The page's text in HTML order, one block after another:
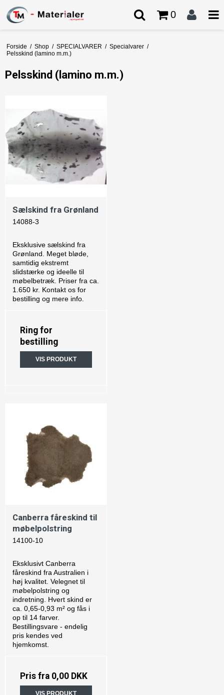
0
Forside / Shop / SPECIALVARER / Specialvarer /
Pelsskind (lamino m.m.)
Pelsskind (lamino m.m.)
Sælskind fra Grønland
14088-3
Eksklusive sælskind fra
Grønland. Meget bløde,
samtidig ekstremt
slidstærke og ideelle til
møbelbetræk. Priser fra ca.
1.650 kr. Kontakt os for
bestilling og mere info.
Ring for
bestilling
VIS PRODUKT
Canberra fåreskind til
møbelpolstring
14100-10
Eksklusivt Canberra
fåreskind fra Australien i
høj kvalitet. Velegnet til
møbelpolstring og
indretning. Hvert skind er
ca. 0,65-0,93 m² og fås i
op til 14 farver.
Bestillingsvare - endelig
pris kendes ved
hjemkomst.
Pris fra 0,00 DKK
VIS PRODUKT